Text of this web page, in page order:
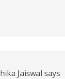
Jaiswal says